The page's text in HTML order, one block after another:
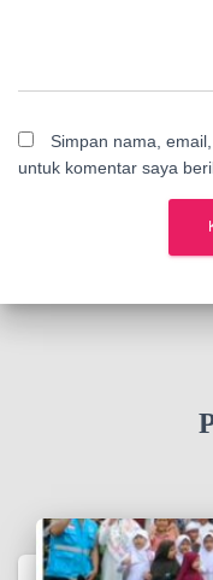
Simpan nama,
untuk komentar saya